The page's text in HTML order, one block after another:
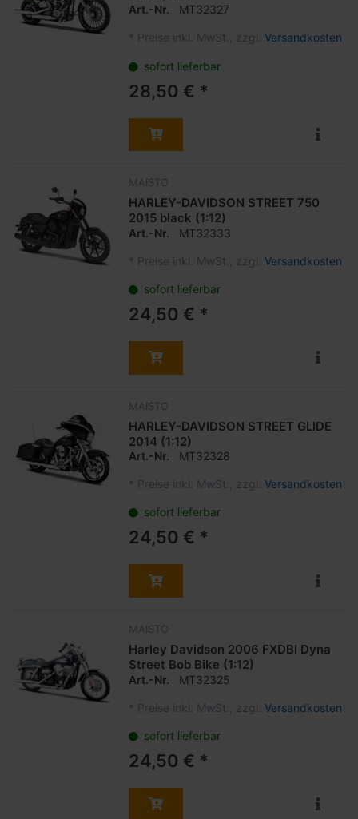
Art.-Nr. MT32327
* Preise inkl. MwSt., zzgl. Versandkosten
sofort lieferbar
28,50 € *
MAISTO
HARLEY-DAVIDSON STREET 750
2015 black (1:12)
Art.-Nr. MT32333
* Preise inkl. MwSt., zzgl. Versandkosten
sofort lieferbar
24,50 € *
MAISTO
HARLEY-DAVIDSON STREET GLIDE
2014 (1:12)
Art.-Nr. MT32328
* Preise inkl. MwSt., zzgl. Versandkosten
sofort lieferbar
24,50 € *
MAISTO
Harley Davidson 2006 FXDBI Dyna
Street Bob Bike (1:12)
Art.-Nr. MT32325
* Preise inkl. MwSt., zzgl. Versandkosten
sofort lieferbar
24,50 € *